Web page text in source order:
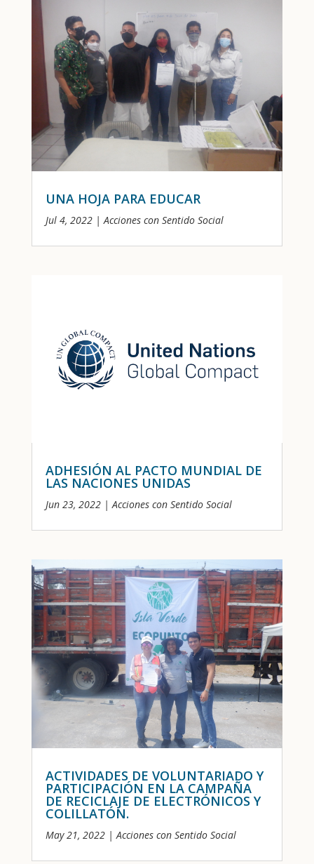
UNA HOJA PARA EDUCAR
Jul 4, 2022| Acciones con Sentido Social
ADHESIÓN AL PACTO MUNDIAL DE
LAS NACIONES UNIDAS
Jun 23, 2022|Acciones con Sentido Social
ACTIVIDADES DE VOLUNTARIADO Y
PARTICIPACIÓN EN LA CAMPAÑA
DE RECICLAJE DE ELECTRÓNICOS Y
COLILLATÓN.
May 21, 2022|Acciones con Sentido Social